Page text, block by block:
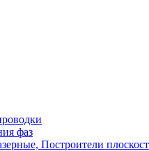
фаз
Построители